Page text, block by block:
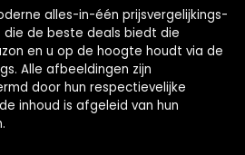
alles-in-één prijsvergelijkings-
de beste deals biedt die
en u op de hoogte houdt via de
Alle afbeeldingen zijn
door hun respectievelijke
inhoud is afgeleid van hun